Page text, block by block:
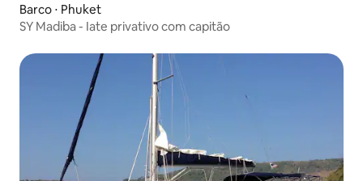
Barco ⋅ Phuket
SY Madiba - Iate privativo com capitão